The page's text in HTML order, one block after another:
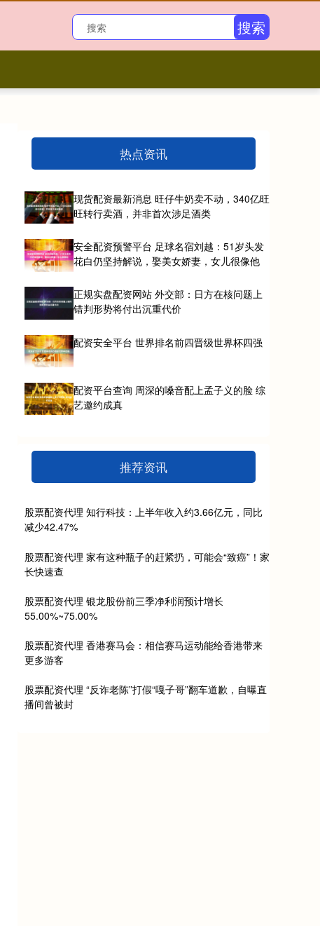
搜索
热点资讯
现货配资最新消息 旺仔牛奶卖不动，340亿旺
旺转行卖酒，并非首次涉足酒类
安全配资预警平台 足球名宿刘越：51岁头发
花白仍坚持解说，娶美女娇妻，女儿很像他
正规实盘配资网站 外交部：日方在核问题上
错判形势将付出沉重代价
配资安全平台 世界排名前四晋级世界杯四强
配资平台查询 周深的嗓音配上孟子义的脸 综
艺邀约成真
推荐资讯
股票配资代理 知行科技：上半年收入约3.66亿元，同比
减少42.47%
股票配资代理 家有这种瓶子的赶紧扔，可能会“致癌”！家
长快速查
股票配资代理 银龙股份前三季净利润预计增长
55.00%~75.00%
股票配资代理 香港赛马会：相信赛马运动能给香港带来
更多游客
股票配资代理 “反诈老陈”打假“嘎子哥”翻车道歉，自曝直
播间曾被封